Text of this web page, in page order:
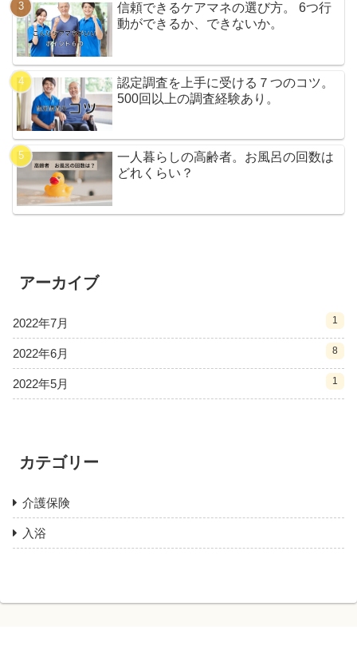
信頼できるケアマネの選び方。 6つ行
動ができるか、できないか。
認定調査を上手に受ける７つのコツ。
500回以上の調査経験あり。
一人暮らしの高齢者。お風呂の回数は
どれくらい？
アーカイブ
2022年7月 1
2022年6月 8
2022年5月 1
カテゴリー
介護保険
入浴